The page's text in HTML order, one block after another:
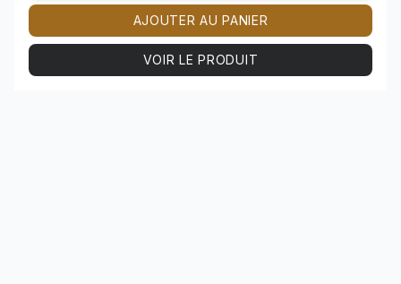
AJOUTER AU PANIER
VOIR LE PRODUIT